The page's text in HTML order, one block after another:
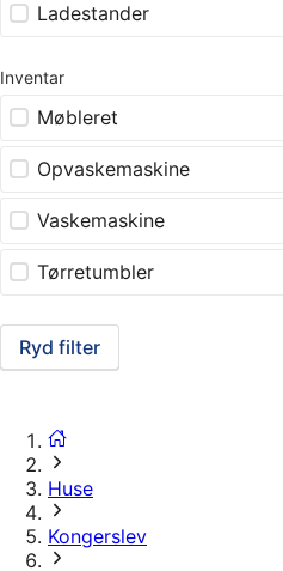
Ladestander
Inventar
Møbleret
Opvaskemaskine
Vaskemaskine
Tørretumbler
Ryd filter
Huse
Kongerslev